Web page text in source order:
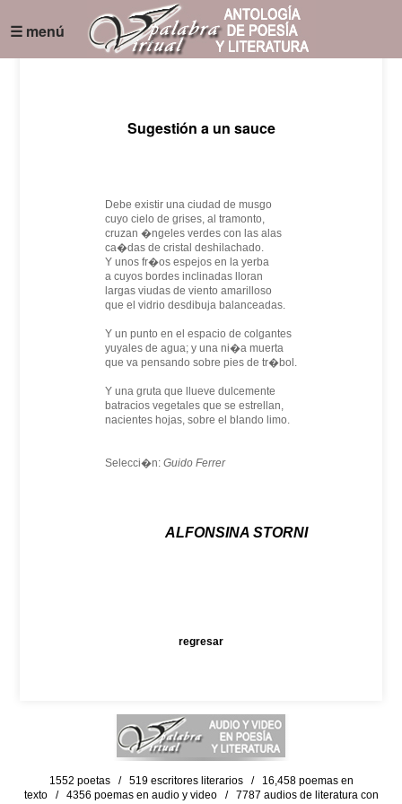
☰ menú
Sugestión a un sauce
Debe existir una ciudad de musgo
cuyo cielo de grises, al tramonto,
cruzan �ngeles verdes con las alas
ca�das de cristal deshilachado.
Y unos fr�os espejos en la yerba
a cuyos bordes inclinadas lloran
largas viudas de viento amarilloso
que el vidrio desdibuja balanceadas.
Y un punto en el espacio de colgantes
yuyales de agua; y una ni�a muerta
que va pensando sobre pies de tr�bol.
Y una gruta que llueve dulcemente
batracios vegetales que se estrellan,
nacientes hojas, sobre el blando limo.
Selecci�n: Guido Ferrer
ALFONSINA STORNI
regresar
1552 poetas / 519 escritores literarios / 16,458 poemas en
texto / 4356 poemas en audio y video / 7787 audios de literatura con